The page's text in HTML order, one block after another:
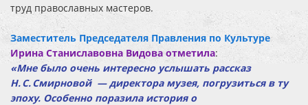
труд православных мастеров.
Заместитель Председателя Правления по Культуре
Ирина Станиславовна Видова отметила:
«Мне было очень интересно услышать рассказ
Н. С. Смирновой — директора музея, погрузиться в ту
эпоху. Особенно поразила история о